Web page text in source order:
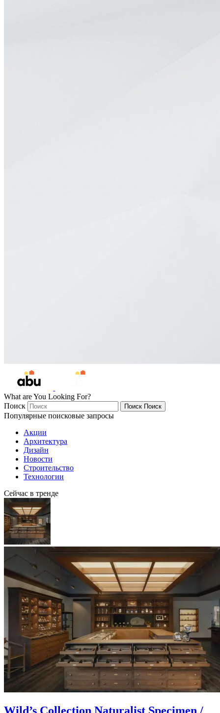
What are You Looking For?
Поиск
Поиск Поиск
Популярные поисковые запросы
Акции
Архитектура
Дизайн
Новости
Строительство
Технологии
Сейчас в тренде